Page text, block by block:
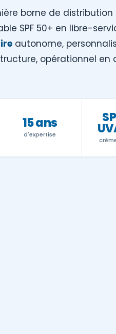
borne de
SPF 50+ en libre-
autonome,
opérationnel en
15 ans
d'expertise